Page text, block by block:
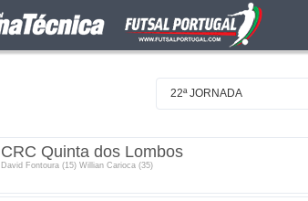
22ª JORNADA
CRC Quinta dos Lombos
David Fontoura (15) Willian Carioca (35)